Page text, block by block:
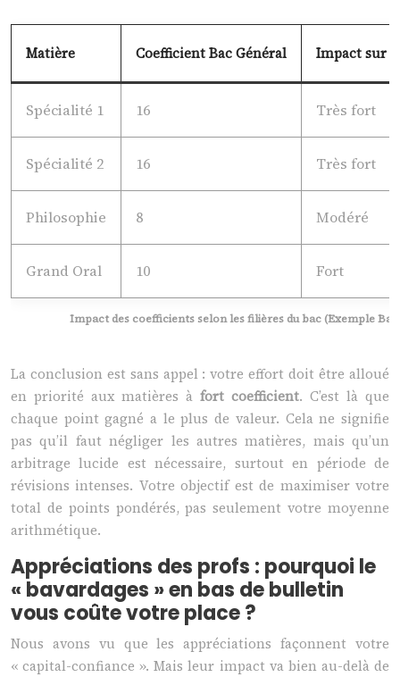
Impact des coefficients selon les filières du bac (Exemple
Matière Coefficient Bac Général Impact sur
Spécialité 1 16 Très fort
Spécialité 2 16 Très fort
Philosophie 8 Modéré
Grand Oral 10 Fort
La conclusion est sans appel : votre effort doit être alloué
en priorité aux matières à fort coefficient. C’est là que
chaque point gagné a le plus de valeur. Cela ne signifie
pas qu’il faut négliger les autres matières, mais qu’un
arbitrage lucide est nécessaire, surtout en période de
révisions intenses. Votre objectif est de maximiser votre
total de points pondérés, pas seulement votre moyenne
arithmétique.
Appréciations des profs : pourquoi le
« bavardages » en bas de bulletin
vous coûte votre place ?
Nous avons vu que les appréciations façonnent votre
« capital-confiance ». Mais leur impact va bien au-delà de